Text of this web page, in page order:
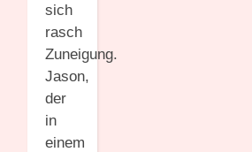
sich
rasch
Zuneigung.
Jason,
der
in
einem